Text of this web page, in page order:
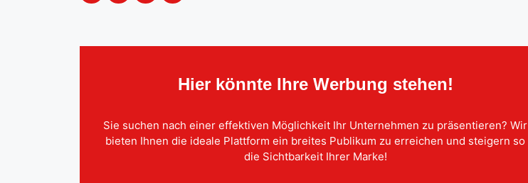
Hier könnte Ihre Werbung stehen!
Sie suchen nach einer effektiven Möglichkeit Ihr Unternehmen zu präsentieren? Wir
bieten Ihnen die ideale Plattform ein breites Publikum zu erreichen und steigern so
die Sichtbarkeit Ihrer Marke!